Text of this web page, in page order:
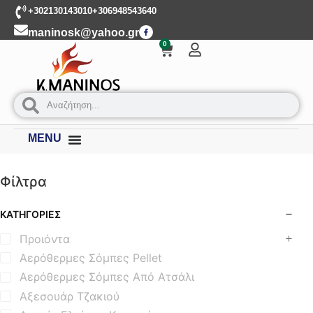
+302130143010+306948543640
maninosk@yahoo.gr
0
MENU
Φίλτρα
ΚΑΤΗΓΟΡΊΕΣ
Προιόντα
Αερόθερμες Σόμπες Pellet
Αερόθερμες Σόμπες Από Ατσάλι
Αξεσουάρ Τζακιού